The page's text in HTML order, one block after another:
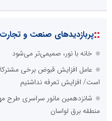
::پربازدیدهای صنعت و تجارت
خانه با نور، صمیمی‌تر می‌شود
عامل افزایش قبوض برخی
است/ افزایش تعرفه نداشتیم
شانزدهمین مانور سراسری طرح
منطقه برق لواسان